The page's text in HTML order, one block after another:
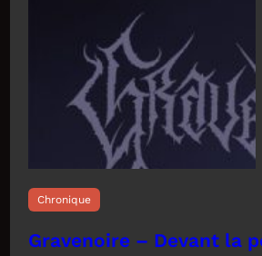
Chronique
Gravenoire – Devant la